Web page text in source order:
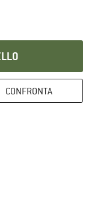
in una casella
CONFRONTA
di recesso qui